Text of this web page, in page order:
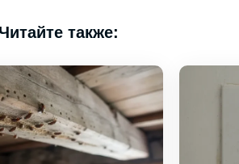
Читайте также: